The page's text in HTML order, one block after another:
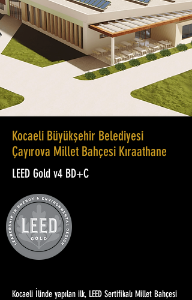
Kocaeli Büyükşehir Belediyesi
Çayırova Millet Bahçesi Kıraathane
LEED Gold v4 BD+C
Kocaeli İlinde yapılan ilk, LEED Sertifikalı Millet Bahçesi